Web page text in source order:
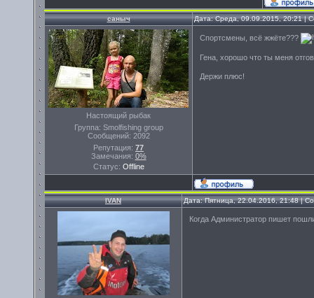
саныч Дата: Среда, 09.09.2015, 20:21 |
Настоящий рыбак
Группа: Smolfishing group
Сообщений: 2092
Репутация: 77
Замечания: 0%
Статус: Offline
Спортсмены, всё жжёте???
Гена, хорошо что ты меня
Держи плюс!
IVAN Дата: Пятница, 22.04.2016, 21:48 |
Когда Администратор пишет